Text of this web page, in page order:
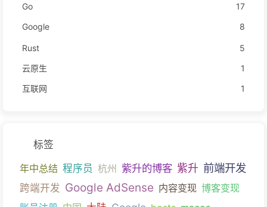
Go
17
Google
8
Rust
5
云原生
1
互联网
1
标签
年中总结 程序员 杭州 紫升的博客 紫升 前端开发
跨端开发 Google AdSense 内容变现 博客变现